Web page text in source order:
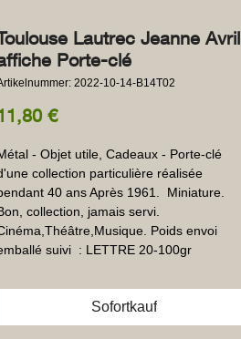
Lautrec Jeanne Avril
Porte-clé
2022-10-14-B14T02
€Preis
- Objet utile, Cadeaux - Porte-clé
collection particulière réalisée
40 ans Après 1961.  Miniature.
collection, jamais servi.
Poids envoi
suivi  : LETTRE 20-100gr
Sofortkauf